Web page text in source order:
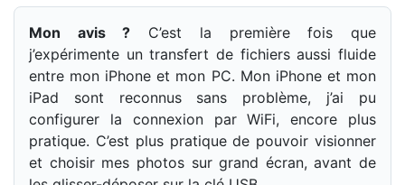
Mon avis ? C’est la première fois que
j’expérimente un transfert de fichiers aussi fluide
entre mon iPhone et mon PC. Mon iPhone et mon
iPad sont reconnus sans problème, j’ai pu
configurer la connexion par WiFi, encore plus
pratique. C’est plus pratique de pouvoir visionner
et choisir mes photos sur grand écran, avant de